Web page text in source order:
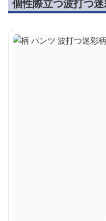
個性際立つ波打つ